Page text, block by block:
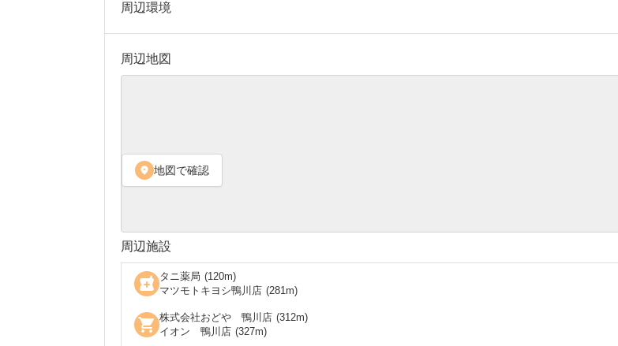
周辺環境
周辺地図
location_on 地図で確認
周辺施設
local_pharmacy タニ薬局 (120m)
マツモトキヨシ鴨川店 (281m)
shopping_cart 株式会社おどや 鴨川店 (312m)
イオン 鴨川店 (327m)